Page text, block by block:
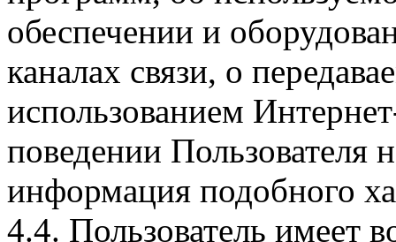
обеспечении и
каналах связи, о
использованием
поведении Пользователя
информация подобного
4.4. Пользователь имеет